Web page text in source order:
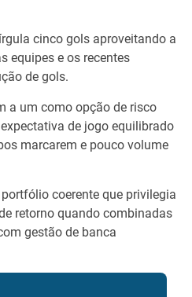
cinco gols aproveitando a
equipes e os recentes
de gols.
a um como opção de risco
de jogo equilibrado
marcarem e pouco volume
coerente que privilegia
retorno quando combinadas
gestão de banca